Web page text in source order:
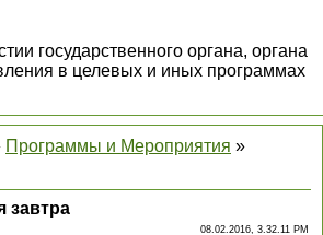
государственного органа, органа
в целевых и иных программах
Программы и Мероприятия »
завтра
08.02.2016, 3.32.11 PM